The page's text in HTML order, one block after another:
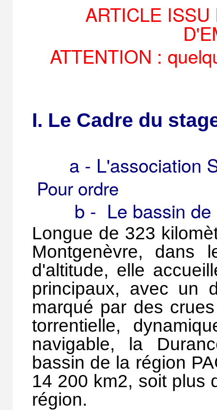
ARTICLE ISSU
ATTENTION :
I. Le Cadre du
a - L'association
Pour ordre
b - Le bassin de
Longue de 323
Montgenèvre,
d'altitude, elle
principaux, avec un
marqué par des
torrentielle,
navigable, la
bassin de la région
14 200 km2, soit plus
région.